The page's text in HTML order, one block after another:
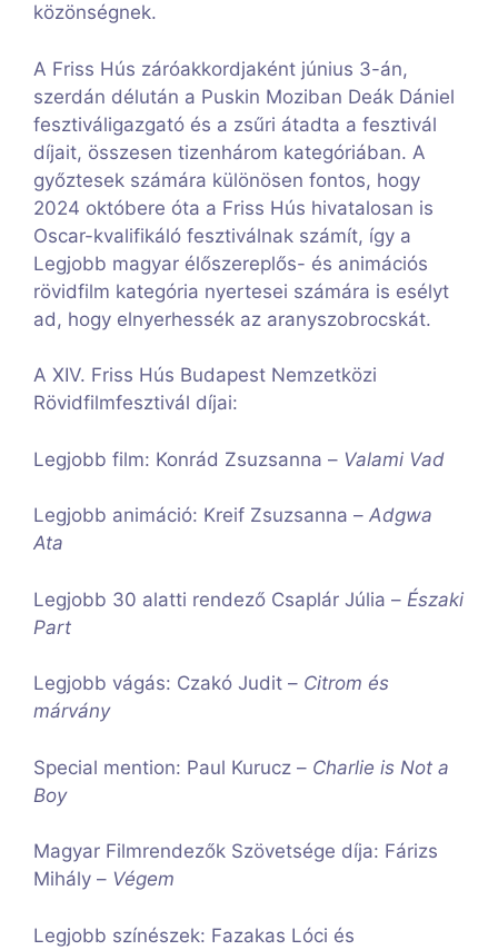
közönségnek.
A Friss Hús záróakkordjaként június 3-án,
szerdán délután a Puskin Moziban Deák Dániel
fesztiváligazgató és a zsűri átadta a fesztivál
díjait, összesen tizenhárom kategóriában. A
győztesek számára különösen fontos, hogy
2024 októbere óta a Friss Hús hivatalosan is
Oscar-kvalifikáló fesztiválnak számít, így a
Legjobb magyar élőszereplős- és animációs
rövidfilm kategória nyertesei számára is esélyt
ad, hogy elnyerhessék az aranyszobrocskát.
A XIV. Friss Hús Budapest Nemzetközi
Rövidfilmfesztivál díjai:
Legjobb film: Konrád Zsuzsanna – Valami Vad
Legjobb animáció: Kreif Zsuzsanna – Adgwa
Ata
Legjobb 30 alatti rendező Csaplár Júlia – Északi
Part
Legjobb vágás: Czakó Judit – Citrom és
márvány
Special mention: Paul Kurucz – Charlie is Not a
Boy
Magyar Filmrendezők Szövetsége díja: Fárizs
Mihály – Végem
Legjobb színészek: Fazakas Lóci és